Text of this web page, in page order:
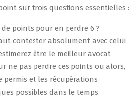
sur trois questions essentielles :
de points pour en perdre 6 ?
contester absolument avec celui
être le meilleur avocat
ne pas perdre ces points ou alors,
permis et les récupérations
possibles dans le temps